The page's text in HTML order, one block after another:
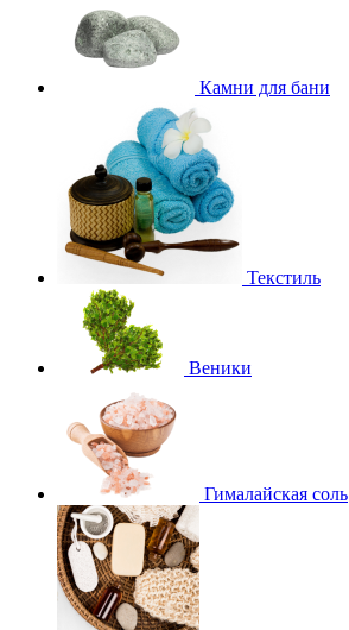
Камни для бани
Текстиль
Веники
Гималайская соль